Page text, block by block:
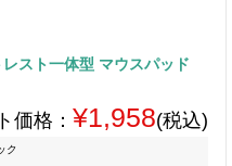
スト一体型 マウスパッド
価格： ¥1,958(税込)
ク